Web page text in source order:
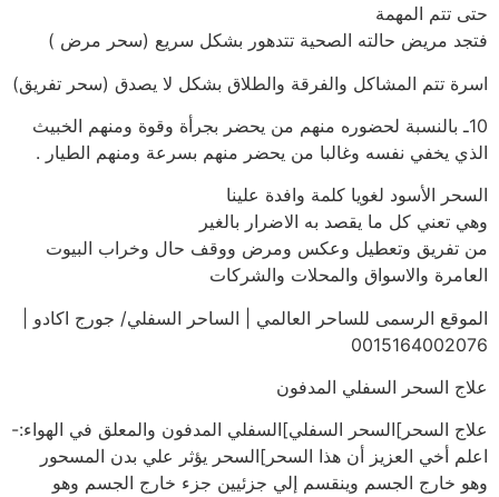
حتى تتم المهمة
فتجد مريض حالته الصحية تتدهور بشكل سريع (سحر مرض )
اسرة تتم المشاكل والفرقة والطلاق بشكل لا يصدق (سحر تفريق)
10ـ بالنسبة لحضوره منهم من يحضر بجرأة وقوة ومنهم الخبيث
الذي يخفي نفسه وغالبا من يحضر منهم بسرعة ومنهم الطيار .
السحر الأسود لغويا كلمة وافدة علينا
وهي تعني كل ما يقصد به الاضرار بالغير
من تفريق وتعطيل وعكس ومرض ووقف حال وخراب البيوت
العامرة والاسواق والمحلات والشركات
الموقع الرسمى للساحر العالمي | الساحر السفلي/ جورج اكادو |
0015164002076
علاج السحر السفلي المدفون
علاج السحر]السحر السفلي]السفلي المدفون والمعلق في الهواء:-
اعلم أخي العزيز أن هذا السحر]السحر يؤثر علي بدن المسحور
وهو خارج الجسم وينقسم إلي جزئيين جزء خارج الجسم وهو